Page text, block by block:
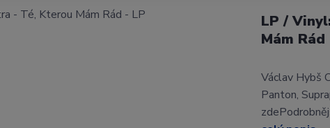
LP /
Mám Rád
Václav Hybš
Panton,